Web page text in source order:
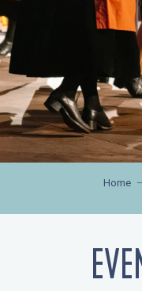
Home